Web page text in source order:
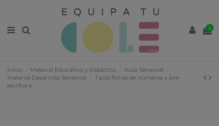
0
Inicio Material Educativo y Didáctico
Aula Sensorial
Material Desarrollo Sensorial
Tacto fichas de números y pre-
escritura